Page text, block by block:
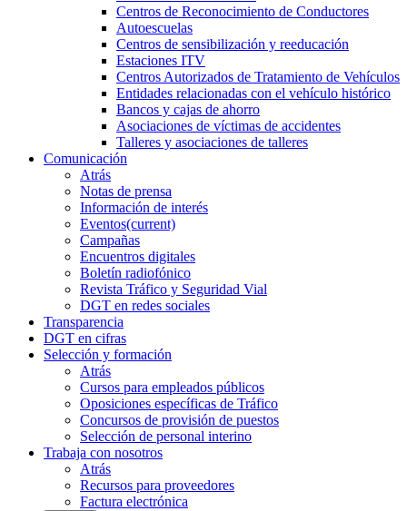
Centros de Reconocimiento de Conductores
Autoescuelas
Centros de sensibilización y reeducación
Estaciones ITV
Centros Autorizados de Tratamiento de Vehículos
Entidades relacionadas con el vehículo histórico
Bancos y cajas de ahorro
Asociaciones de víctimas de accidentes
Talleres y asociaciones de talleres
Comunicación
Atrás
Notas de prensa
Información de interés
Eventos(current)
Campañas
Encuentros digitales
Boletín radiofónico
Revista Tráfico y Seguridad Vial
DGT en redes sociales
Transparencia
DGT en cifras
Selección y formación
Atrás
Cursos para empleados públicos
Oposiciones específicas de Tráfico
Concursos de provisión de puestos
Selección de personal interino
Trabaja con nosotros
Atrás
Recursos para proveedores
Factura electrónica